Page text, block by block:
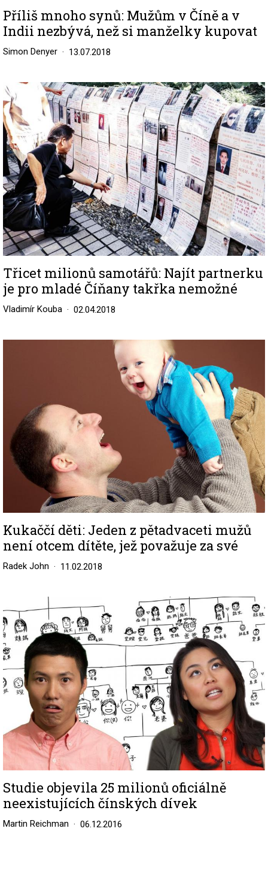
Příliš mnoho synů: Mužům v Číně a v
Indii nezbývá, než si manželky kupovat
Simon Denyer 13.07.2018
Image
Třicet milionů samotářů: Najít partnerku
je pro mladé Číňany takřka nemožné
Vladimír Kouba 02.04.2018
Kukaččí děti: Jeden z pětadvaceti mužů
není otcem dítěte, jež považuje za své
Radek John 11.02.2018
Studie objevila 25 milionů oficiálně
neexistujících čínských dívek
Martin Reichman 06.12.2016